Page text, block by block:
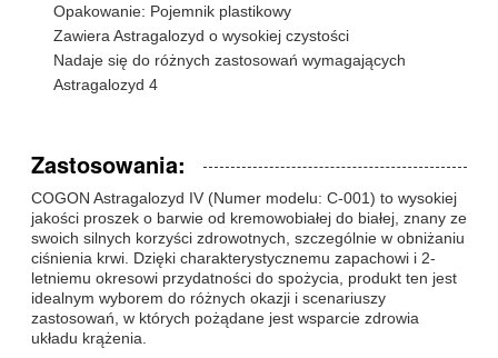
Opakowanie: Pojemnik plastikowy
Zawiera Astragalozyd o wysokiej czystości
Nadaje się do różnych zastosowań wymagających
Astragalozyd 4
Zastosowania:
COGON Astragalozyd IV (Numer modelu: C-001) to wysokiej
jakości proszek o barwie od kremowobiałej do białej, znany ze
swoich silnych korzyści zdrowotnych, szczególnie w obniżaniu
ciśnienia krwi. Dzięki charakterystycznemu zapachowi i 2-
letniemu okresowi przydatności do spożycia, produkt ten jest
idealnym wyborem do różnych okazji i scenariuszy
zastosowań, w których pożądane jest wsparcie zdrowia
układu krążenia.